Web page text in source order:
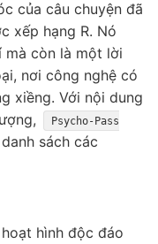
của câu chuyện đã
xếp hạng R. Nó
mà còn là một lời
nơi công nghệ có
xiềng. Với nội dung
Psycho-Pass
sách các
hình độc đáo